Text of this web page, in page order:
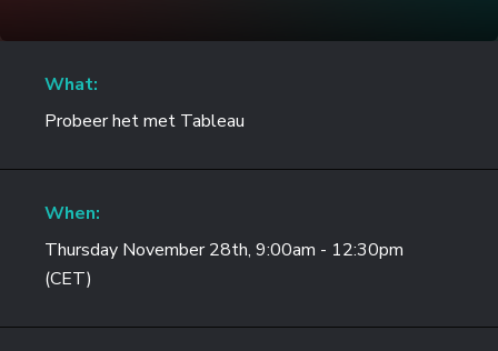
What:
Probeer het met Tableau
When:
Thursday November 28th, 9:00am - 12:30pm
(CET)